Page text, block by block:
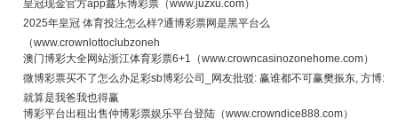
皇冠现金官方app鑫乐博彩票（www.juzxu.com）
2025年皇冠 体育投注怎么样?通博彩票网是黑平台么
（www.crownlottoclubzoneh
澳门博彩大全网站浙江体育彩票6+1（www.crowncasinozonehome.com）
微博彩票买不了怎么办足彩sb博彩公司_网友批驳: 赢谁都不可赢樊振东, 方博:
就算是我爸我也得赢
博彩平台出租出售仲博彩票娱乐平台登陆（www.crowndice888.com）